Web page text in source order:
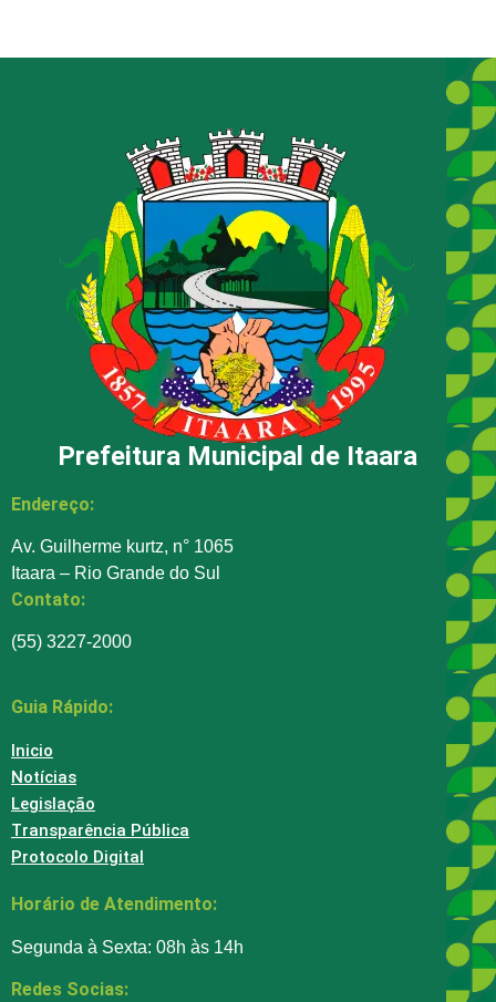
Prefeitura Municipal de Itaara
Endereço:
Av. Guilherme kurtz, n° 1065
Itaara – Rio Grande do Sul
Contato:
(55) 3227-2000
Guia Rápido:
Inicio
Notícias
Legislação
Transparência Pública
Protocolo Digital
Horário de Atendimento:
Segunda à Sexta: 08h às 14h
Redes Socias: